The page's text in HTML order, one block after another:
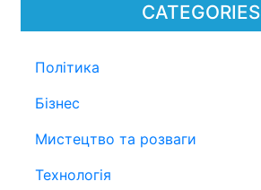
CATEGORIES
Політика
Бізнес
Мистецтво та розваги
Технологія